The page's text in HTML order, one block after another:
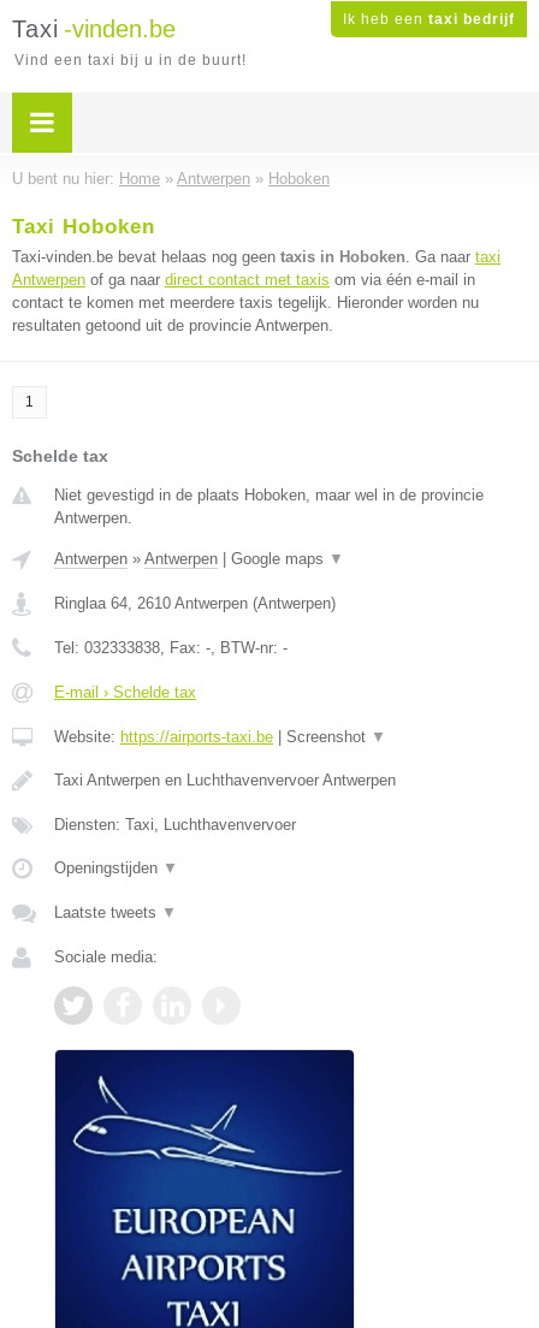
Ik heb een taxi bedrijf
Taxi -vinden.be
Vind een taxi bij u in de buurt!
U bent nu hier: Home » Antwerpen » Hoboken
Taxi Hoboken
Taxi-vinden.be bevat helaas nog geen taxis in Hoboken. Ga naar taxi
Antwerpen of ga naar direct contact met taxis om via één e-mail in
contact te komen met meerdere taxis tegelijk. Hieronder worden nu
resultaten getoond uit de provincie Antwerpen.
1
Schelde tax
Niet gevestigd in de plaats Hoboken, maar wel in de provincie
Antwerpen.
Antwerpen » Antwerpen Google maps ▼
Ringlaa 64, 2610 Antwerpen (Antwerpen)
Tel: 032333838, Fax: -, BTW-nr: -
E-mail › Schelde tax
Website: https://airports-taxi.be Screenshot ▼
Taxi Antwerpen en Luchthavenvervoer Antwerpen
Diensten: Taxi, Luchthavenvervoer
Openingstijden ▼
Laatste tweets ▼
Sociale media: